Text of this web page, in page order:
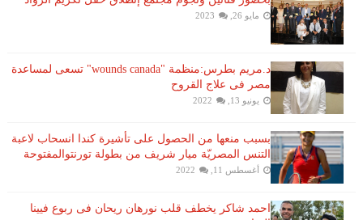
مايو 26, 2023
د.مريم بطرس:منظمة "wounds canada" تسعى لمساعدة
مصر فى علاج القروح
يونيو 13, 2022
بسبب منعها من الحصول على تأشيرة كندا انسحاب لاعبة ​
التنس​ المصريّة ​ميار شريف​ من بطولة ​تورنتو​المفتوحة
أغسطس 11, 2022
احمد شاكر يخطف قلب نورهان ريحان فى ربوع فيينا